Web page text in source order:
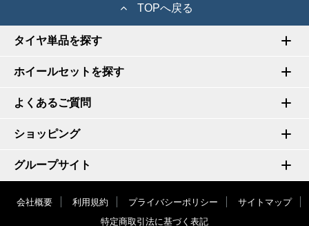
TOPへ戻る
タイヤ単品を探す
ホイールセットを探す
よくあるご質問
ショッピング
グループサイト
会社概要 利用規約 プライバシーポリシー
サイトマップ
特定商取引法に基づく表記